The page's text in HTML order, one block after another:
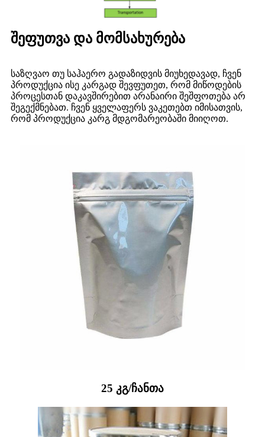
შეფუთვა და მომსახურება
საზღვაო თუ საჰაერო გადაზიდვის მიუხედავად, ჩვენ
პროდუქცია ისე კარგად შევფუთეთ, რომ მიწოდების
პროცესთან დაკავშირებით არანაირი შეშფოთება არ
შეგექმნებათ. ჩვენ ყველაფერს ვაკეთებთ იმისათვის,
რომ პროდუქცია კარგ მდგომარეობაში მიიღოთ.
25 კგ/ჩანთა